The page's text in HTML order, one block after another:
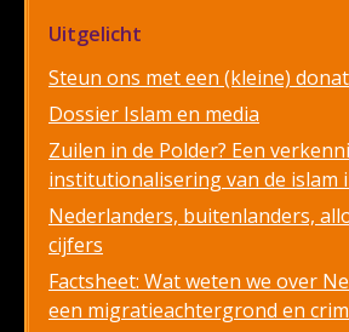
Uitgelicht
Steun ons met een (kleine)
Dossier Islam en media
Zuilen in de Polder? Een
institutionalisering van de islam
Nederlanders, buitenlanders,
cijfers
Factsheet: Wat weten we over
een migratieachtergrond en